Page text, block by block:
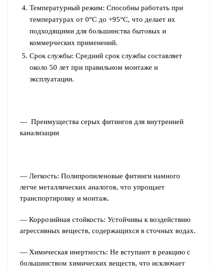
Температурный режим: Способны работать при
температурах от 0°C до +95°C, что делает их
подходящими для большинства бытовых и
коммерческих применений.
Срок службы: Средний срок службы составляет
около 50 лет при правильном монтаже и
эксплуатации.
— Преимущества серых фитингов для внутренней
канализации
— Легкость: Полипропиленовые фитинги намного
легче металлических аналогов, что упрощает
транспортировку и монтаж.
— Коррозийная стойкость: Устойчивы к воздействию
агрессивных веществ, содержащихся в сточных водах.
— Химическая инертность: Не вступают в реакцию с
большинством химических веществ, что исключает